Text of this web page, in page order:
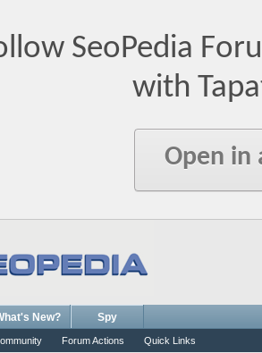
SeoPedia
with
Open in
Forum Actions Quick Links
New? Spy